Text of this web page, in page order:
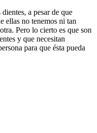
a pesar de que
ellas no tenemos ni tan
Pero lo cierto es que son
y que necesitan
para que ésta pueda